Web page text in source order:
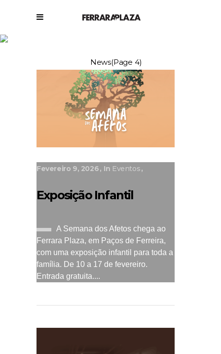
News(Page 4)
Fevereiro 9, 2026 In Eventos
Exposição Infantil
A Semana dos Afetos chega ao
Ferrara Plaza, em Paços de Ferreira,
com uma exposição infantil para toda a
família. De 10 a 17 de fevereiro.
Entrada gratuita....